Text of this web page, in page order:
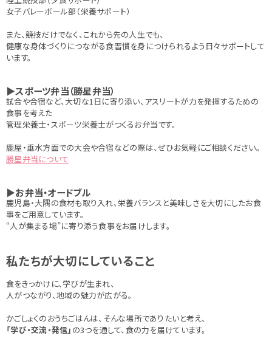
女子バレーボール部（栄養サポート）
また、競技だけでなく、これから先の人生でも、
健康な身体づくりにつながる食習慣を身につけられるよう日々サポートして
います。
▶スポーツ弁当（勝星弁当）
試合や合宿など、大切な1日に寄り添い、アスリートが力を発揮するための
食事を考えた
管理栄養士・スポーツ栄養士がつくるお弁当です。
鹿屋・垂水方面での大会や合宿などの際は、ぜひお気軽にご相談ください。
勝星弁当について
▶お弁当・オードブル
鹿児島・大隅の食材も取り入れ、栄養バランスと美味しさを大切にしたお食
事をご用意しています。
“人が集まる場”に寄り添う食事をお届けします。
私たちが大切にしていること
食をきっかけに、学びが生まれ、
人がつながり、地域の魅力が広がる。
かごしょくのおうちごはんは、そんな場所でありたいと考え、
「学び・交流・発信」 の3つを通して、食の力を届けています。